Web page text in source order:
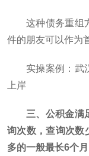
这种债务重组
件的朋友可以作为
实操案例：武
上岸
三、公积金满
询次数，查询次数
多的一般最长6个月